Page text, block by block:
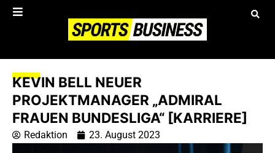
KEVIN BELL NEUER
PROJEKTMANAGER „ADMIRAL
FRAUEN BUNDESLIGA“ [KARRIERE]
Redaktion 23. August 2023